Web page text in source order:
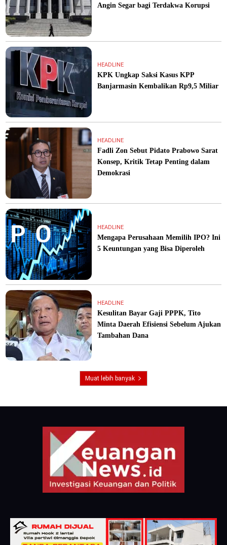
Angin Segar bagi Terdakwa Korupsi
HEADLINE
KPK Ungkap Saksi Kasus KPP
Banjarmasin Kembalikan Rp9,5 Miliar
HEADLINE
Fadli Zon Sebut Pidato Prabowo Sarat
Konsep, Kritik Tetap Penting dalam
Demokrasi
HEADLINE
Mengapa Perusahaan Memilih IPO? Ini
5 Keuntungan yang Bisa Diperoleh
HEADLINE
Kesulitan Bayar Gaji PPPK, Tito
Minta Daerah Efisiensi Sebelum Ajukan
Tambahan Dana
Muat lebih banyak